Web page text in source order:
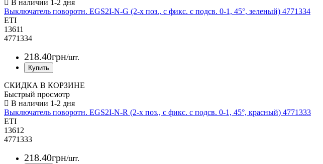
Выключатель поворотн. EGS2I-N-G (2-х поз., с фикс. с подсв. 0-1, 45°, зеленый) 4771334
ETI
13611
4771334
218.40грн/шт.
СКИДКА В КОРЗИНЕ
Быстрый просмотр
Выключатель поворотн. EGS2I-N-R (2-х поз., с фикс. с подсв. 0-1, 45°, красный) 4771333
ETI
13612
4771333
218.40грн/шт.